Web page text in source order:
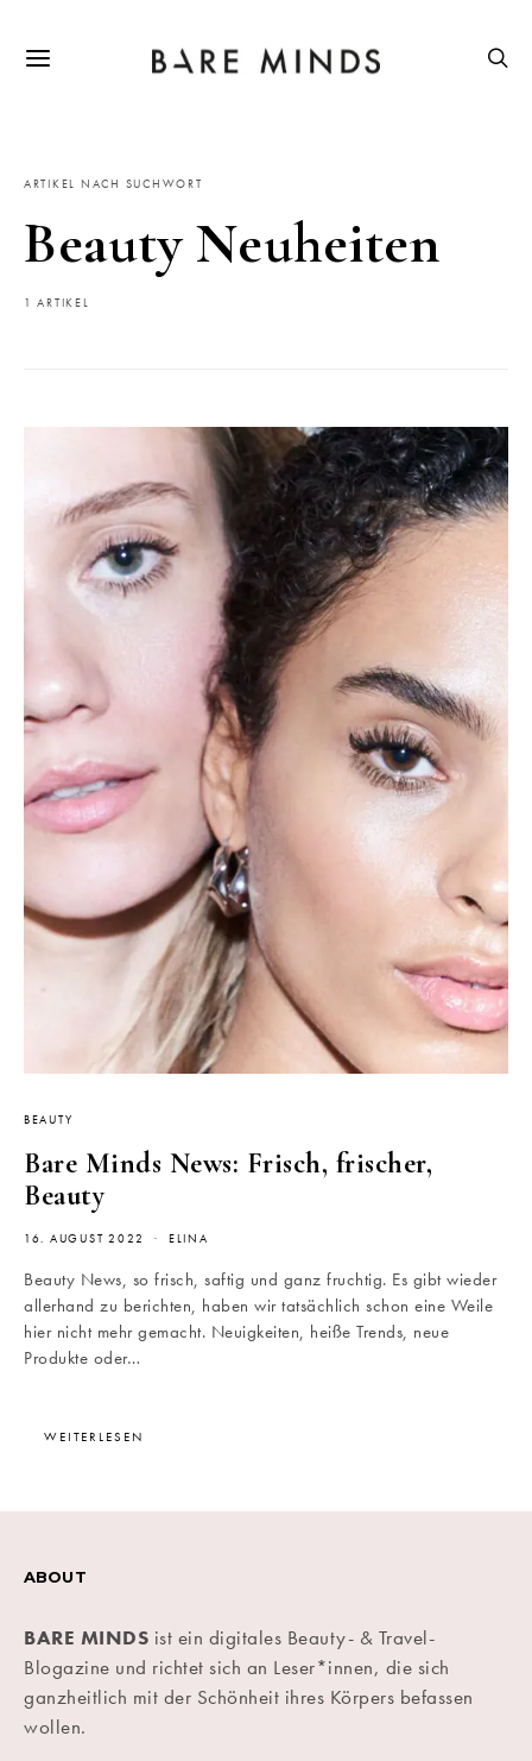
ARTIKEL NACH SUCHWORT
Beauty Neuheiten
1 ARTIKEL
BEAUTY
Bare Minds News: Frisch, frischer,
Beauty
16. AUGUST 2022 ELINA
Beauty News, so frisch, saftig und ganz fruchtig. Es gibt wieder
allerhand zu berichten, haben wir tatsächlich schon eine Weile
hier nicht mehr gemacht. Neuigkeiten, heiße Trends, neue
Produkte oder…
WEITERLESEN
ABOUT
BARE MINDS ist ein digitales Beauty- & Travel-
Blogazine und richtet sich an Leser*innen, die sich
ganzheitlich mit der Schönheit ihres Körpers befassen
wollen.